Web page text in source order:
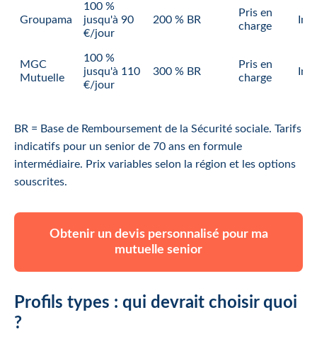
Groupama
100 %
jusqu'à 90
€/jour
200 % BR
Pris en
charge
MGC
Mutuelle
100 %
jusqu'à 110
€/jour
300 % BR
Pris en
charge
BR = Base de Remboursement de la Sécurité sociale. Tarifs
indicatifs pour un senior de 70 ans en formule
intermédiaire. Prix variables selon la région et les options
souscrites.
Obtenir un devis personnalisé pour ma
mutuelle senior
Profils types : qui devrait choisir quoi
?